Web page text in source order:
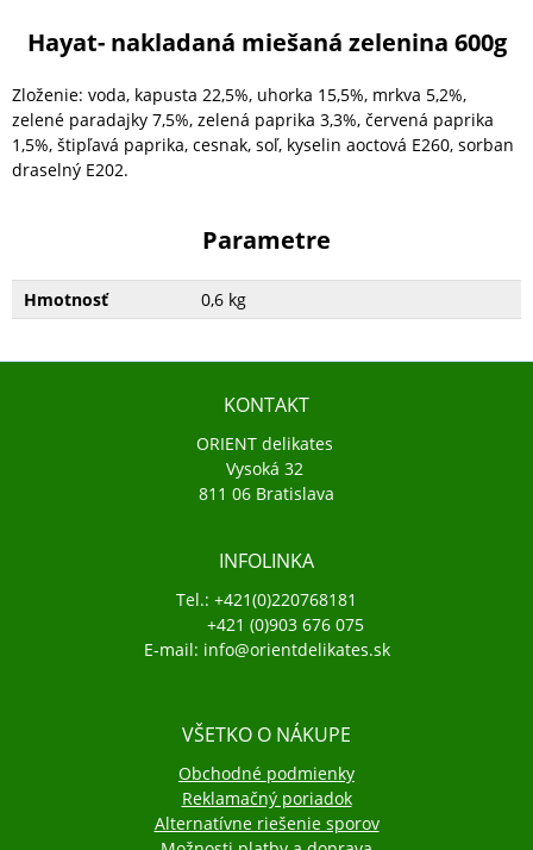
Hayat- nakladaná miešaná zelenina 600g
Zloženie: voda, kapusta 22,5%, uhorka 15,5%, mrkva 5,2%,
zelené paradajky 7,5%, zelená paprika 3,3%, červená paprika
1,5%, štipľavá paprika, cesnak, soľ, kyselin aoctová E260, sorban
draselný E202.
Parametre
Hmotnosť 0,6 kg
KONTAKT
ORIENT delikates
Vysoká 32
811 06 Bratislava
INFOLINKA
Tel.: +421(0)220768181
+421 (0)903 676 075
E-mail: info@orientdelikates.sk
VŠETKO O NÁKUPE
Obchodné podmienky
Reklamačný poriadok
Alternatívne riešenie sporov